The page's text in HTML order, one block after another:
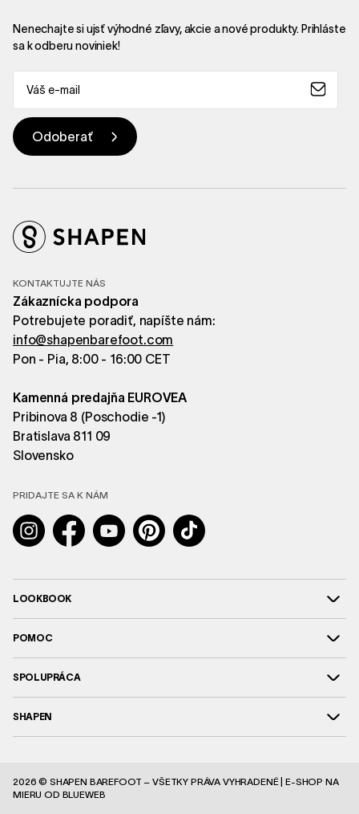
Nenechajte si ujsť výhodné zľavy, akcie a nové produkty. Prihláste
sa k odberu noviniek!
KONTAKTUJTE NÁS
Zákaznícka podpora
Potrebujete poradiť, napíšte nám:
info@shapenbarefoot.com
Pon - Pia, 8:00 - 16:00 CET
Kamenná predajňa EUROVEA
Pribinova 8 (Poschodie -1)
Bratislava 811 09
Slovensko
PRIDAJTE SA K NÁM
InstagramFacebookYouTubePinterestTikTok
LOOKBOOK
POMOC
SPOLUPRÁCA
SHAPEN
2026 © SHAPEN BAREFOOT – VŠETKY PRÁVA VYHRADENÉ | E-SHOP NA
MIERU OD BLUEWEB